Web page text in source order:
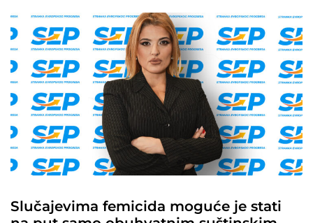
Slučajevima femicida moguće je stati